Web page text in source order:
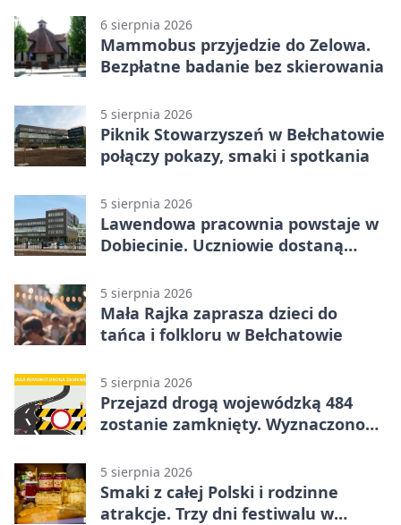
6 sierpnia 2026
Mammobus przyjedzie do Zelowa.
Bezpłatne badanie bez skierowania
5 sierpnia 2026
Piknik Stowarzyszeń w Bełchatowie
połączy pokazy, smaki i spotkania
5 sierpnia 2026
Lawendowa pracownia powstaje w
Dobiecinie. Uczniowie dostaną
5 sierpnia 2026
Mała Rajka zaprasza dzieci do
tańca i folkloru w Bełchatowie
5 sierpnia 2026
Przejazd drogą wojewódzką 484
zostanie zamknięty. Wyznaczono
5 sierpnia 2026
Smaki z całej Polski i rodzinne
atrakcje. Trzy dni festiwalu w